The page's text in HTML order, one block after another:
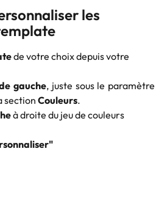
les
de votre choix depuis votre
gauche, juste sous le paramètre
section Couleurs.
à droite du jeu de couleurs